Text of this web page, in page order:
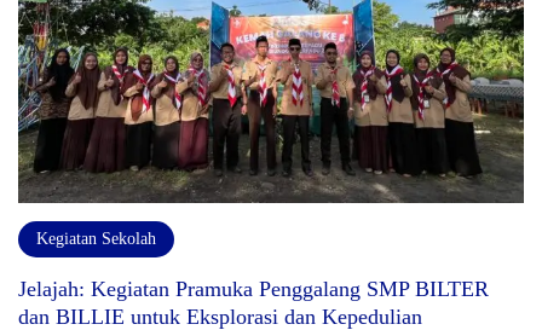
Kegiatan Sekolah
Jelajah: Kegiatan Pramuka Penggalang SMP BILTER
dan BILLIE untuk Eksplorasi dan Kepedulian